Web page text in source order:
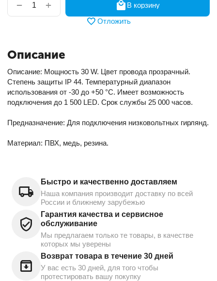
+
−
В корзину
Отложить
Описание
Описание: Мощность 30 W. Цвет провода прозрачный.
Степень защиты IP 44. Температурный диапазон
использования от -30 до +50 °С. Имеет возможность
подключения до 1 500 LED. Срок службы 25 000 часов.
Предназначение: Для подключения низковольтных гирлянд.
Материал: ПВХ, медь, резина.
Быстро и качественно доставляем
Наша компания производит доставку по всей
России и ближнему зарубежью
Гарантия качества и сервисное
обслуживание
Мы предлагаем только те товары, в качестве
которых мы уверены
Возврат товара в течение 30 дней
У вас есть 30 дней, для того чтобы
протестировать вашу покупку